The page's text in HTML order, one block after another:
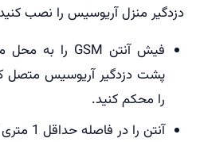
دزدگیر منزل آریوسیس را نصب
پشت دزدگیر آریوسیس متصل
را محکم کنید.
آنتن را در فاصله حداقل 1 متری از دستگاه قرار دهید؛